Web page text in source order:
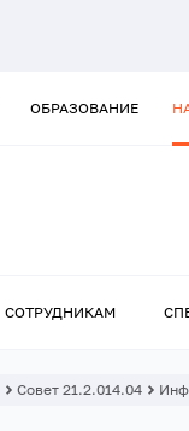
ОБРАЗОВАНИЕ
СОТРУДНИКАМ
Совет 21.2.014.04